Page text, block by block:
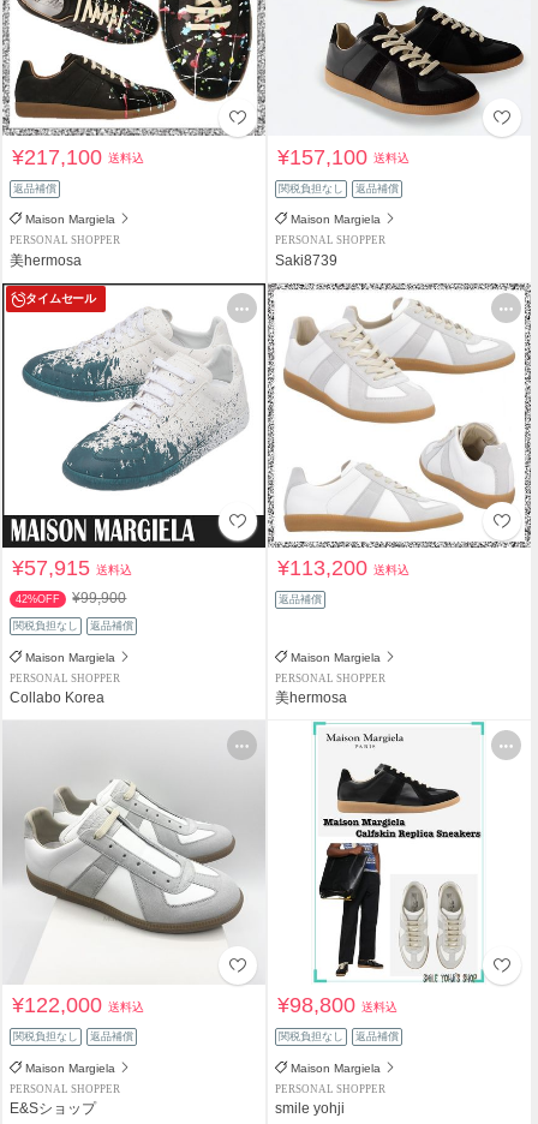
¥217,100送料込
返品補償
Maison Margiela
PERSONAL SHOPPER
美hermosa
¥157,100送料込
関税負担なし 返品補償
Maison Margiela
PERSONAL SHOPPER
Saki8739
タイムセール
¥57,915送料込
42%OFF ¥99,900
関税負担なし 返品補償
Maison Margiela
PERSONAL SHOPPER
Collabo Korea
¥113,200送料込
返品補償
Maison Margiela
PERSONAL SHOPPER
美hermosa
¥122,000送料込
関税負担なし 返品補償
Maison Margiela
PERSONAL SHOPPER
E&Sショップ
¥98,800送料込
関税負担なし 返品補償
Maison Margiela
PERSONAL SHOPPER
smile yohji